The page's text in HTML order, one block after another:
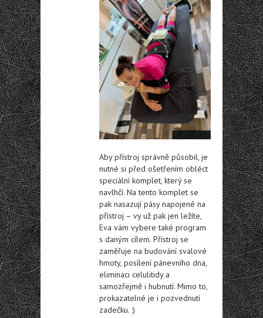
Aby přístroj správně působil, je
nutné si před ošetřením obléct
speciální komplet, který se
navlhčí. Na tento komplet se
pak nasazují pásy napojené na
přístroj – vy už pak jen ležíte,
Eva vám vybere také program
s daným cílem. Přístroj se
zaměřuje na budování svalové
hmoty, posílení pánevního dna,
eliminaci celulitidy a
samozřejmě i hubnutí. Mimo to,
prokazatelné je i pozvednutí
zadečku. :)